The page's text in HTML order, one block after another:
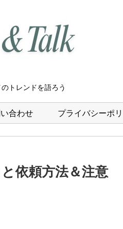
トレンドを語ろう
合わせ プライバシーポ
依頼方法＆注意